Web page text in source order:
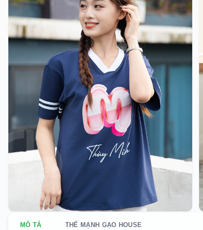
MÔ TẢ THẾ MẠNH GẠO HOUSE